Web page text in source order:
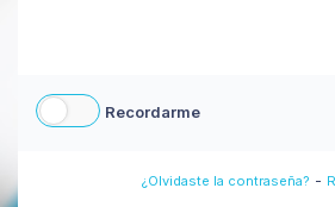
Recordarme
¿Olvidaste la contraseña? -